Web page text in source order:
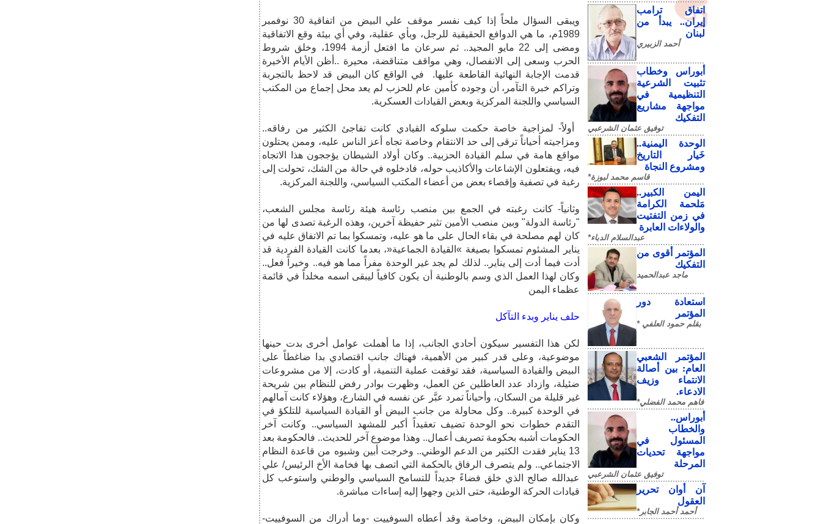
اتفاق ترامب
إيران.. يبدأ من
لبنان
أحمد الزبيري
أبوراس وخطاب
تثبيت الشرعية
التنظيمية في
مواجهة مشاريع
التفكيك
توفيق عثمان الشرعبي
الوحدة اليمنية..
خَيار التاريخ
ومشروع النجاة
قاسم محمد لبوزة*
​اليمن الكبير..
مَلحمة الكرامة
في زمن التفتيت
والولاءات العابرة
عبدالسلام الدباء*
المؤتمر أقوى من
التفكيك
ماجد عبدالحميد
استعادة دور
المؤتمر
بقلم حمود العلفي *
المؤتمر الشعبي
العام: بين أصالة
الانتماء وزيف
الادعاء.
فاهم محمد الفضلي*
أبوراس..
والخطاب
المسئول في
مواجهة تحديات
المرحلة
توفيق عثمان الشرعبي
آن أوان تحرير
العقول
أحمد أحمد الجابر*
ويبقى السؤال ملحاً إذا كيف نفسر موقف علي البيض من اتفاقية 30 نوفمبر
1989م، ما هي الدوافع الحقيقية للرجل، وبأي عقلية، وفي أي بيئة وقع الاتفاقية
ومضى إلى 22 مايو المجيد.. ثم سرعان ما افتعل أزمة 1994، وخلق شروط
‬السياسي‮ ‬واللجنة‮ ‬المركزية‮ ‬وبعض‮ ‬القيادات‮ ‬العسكرية‮.
‬ أولاً- لمزاجية خاصة حكمت سلوكه القيادي كانت تفاجئ الكثير من رفاقه..
ومزاجيته أحياناً ترقى إلى حد الانتقام وخاصة تجاه أعز الناس عليه، وممن يحتلون
مواقع هامة في سلم القيادة الحزبية.. وكان أولاد الشيطان يؤججون هذا الاتجاه
‬رغبة‮ ‬في‮ ‬تصفية‮ ‬وإقصاء‮ ‬بعض‮ ‬من‮ ‬أعضاء‮ ‬المكتب‮ ‬السياسي،‮ ‬واللجنة‮ ‬المركزية‮. ‬
وثانياً- كانت رغبته في الجمع بين منصب رئاسة هيئة رئاسة مجلس الشعب،
"رئاسة الدولة" وبين منصب الأمين تثير حفيظة آخرين، وهذه الرغبة تصدى لها من
كان لهم مصلحة في بقاء الحال على ما هو عليه، وتمسكوا بما تم الاتفاق عليه في
يناير المشئوم تمسكوا بصيغة »القيادة الجماعية«، بعدما كانت القيادة الفردية قد
أدت فيما أدت إلى يناير.. لذلك لم يجد غير الوحدة مفراً مما هو فيه.. وخيراً فعل..
وكان لهذا العمل الذي وسم بالوطنية أن يكون كافياً ليبقى اسمه مخلداً في قائمة
عظماء اليمن
حلف‮ ‬يناير‮ ‬وبدء‮ ‬التآكل
لكن هذا التفسير سيكون أحادي الجانب، إذا ما أهملت عوامل أخرى بدت حينها
موضوعية، وعلى قدر كبير من الأهمية، فهناك جانب اقتصادي بدا ضاغطاً على
البيض والقيادة السياسية، فقد توقفت عملية التنمية، أو كادت، إلا من مشروعات
ضئيلة، وازداد عدد العاطلين عن العمل، وظهرت بوادر رفض للنظام بين شريحة
غير قليلة من السكان، وأحياناً تمرد عبَّر عن نفسه في الشارع، وهؤلاء كانت آمالهم
في الوحدة كبيرة.. وكل محاولة من جانب البيض أو القيادة السياسية للتلكؤ في
التقدم خطوات نحو الوحدة تضيف تعقيداً أكبر للمشهد السياسي.. وكانت آخر
الحكومات أشبه بحكومة تصريف أعمال.. وهذا موضوع آخر للحديث.. فالحكومة بعد
13 يناير فقدت الكثير من الدعم الوطني.. وخرجت أبين وشبوه من قاعدة النظام
الاجتماعي.. ولم يتصرف الرفاق بالحكمة التي اتصف بها فخامة الأخ الرئيس/ علي
‬قيادات‮ ‬الحركة‮ ‬الوطنية،‮ ‬حتى‮ ‬الذين‮ ‬وجهوا‮ ‬إليه‮ ‬إساءات‮ ‬مباشرة‮. ‬
وكان بإمكان البيض، وخاصة وقد أعطاه السوفييت -وما أدراك من السوفييت-